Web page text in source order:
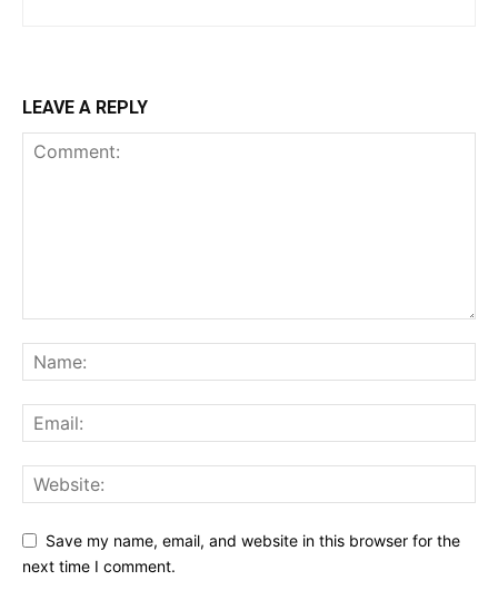
LEAVE A REPLY
Save my name, email, and website in this browser for the
next time I comment.